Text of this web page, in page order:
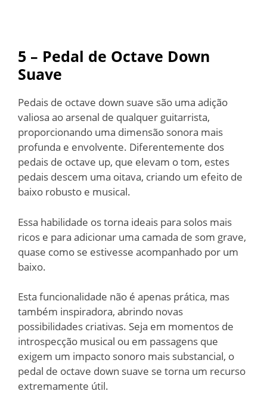
5 – Pedal de Octave Down
Suave
Pedais de octave down suave são uma adição
valiosa ao arsenal de qualquer guitarrista,
proporcionando uma dimensão sonora mais
profunda e envolvente. Diferentemente dos
pedais de octave up, que elevam o tom, estes
pedais descem uma oitava, criando um efeito de
baixo robusto e musical.
Essa habilidade os torna ideais para solos mais
ricos e para adicionar uma camada de som grave,
quase como se estivesse acompanhado por um
baixo.
Esta funcionalidade não é apenas prática, mas
também inspiradora, abrindo novas
possibilidades criativas. Seja em momentos de
introspecção musical ou em passagens que
exigem um impacto sonoro mais substancial, o
pedal de octave down suave se torna um recurso
extremamente útil.